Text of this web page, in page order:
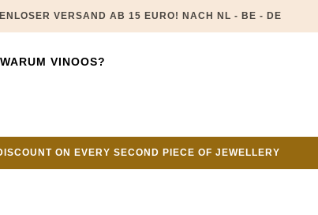
VERSAND AB 15 EURO! NACH NL - BE - DE
WARUM VINOOS?
ON EVERY SECOND PIECE OF JEWELLERY